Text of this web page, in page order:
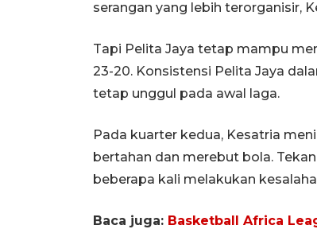
serangan yang lebih terorganisir,
Tapi Pelita Jaya tetap mampu
23-20. Konsistensi Pelita Jaya
tetap unggul pada awal laga.
Pada kuarter kedua, Kesatria
bertahan dan merebut bola.
beberapa kali melakukan
Baca juga: Basketball Africa